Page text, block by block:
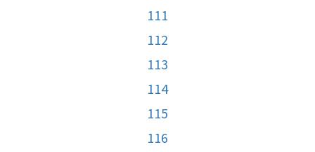
111
112
113
114
115
116